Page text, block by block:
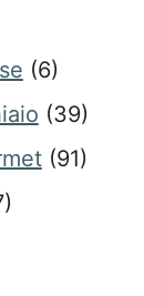
(6)
(39)
(91)